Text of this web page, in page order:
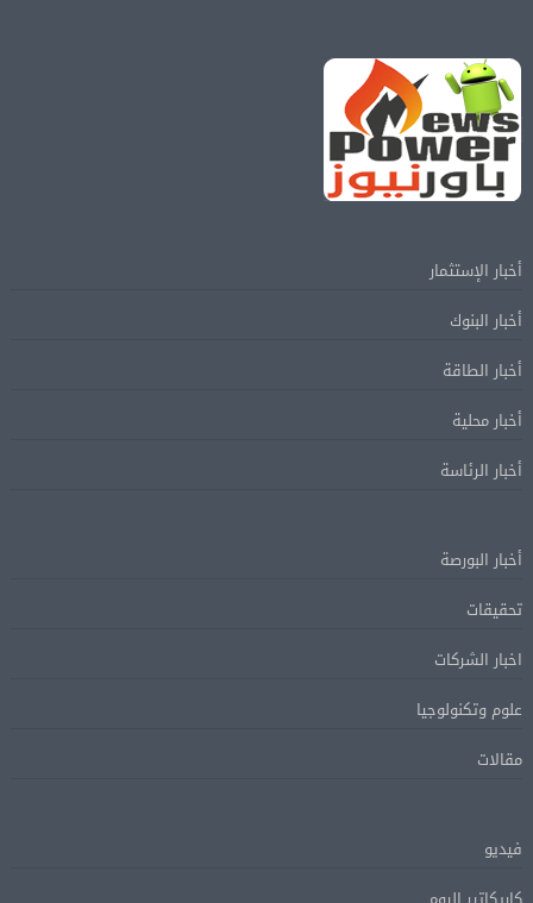
أخبار الإستثمار
أخبار البنوك
أخبار الطاقة
أخبار محلية
أخبار الرئاسة
أخبار البورصة
تحقيقات
اخبار الشركات
علوم وتكنولوجيا
مقالات
فيديو